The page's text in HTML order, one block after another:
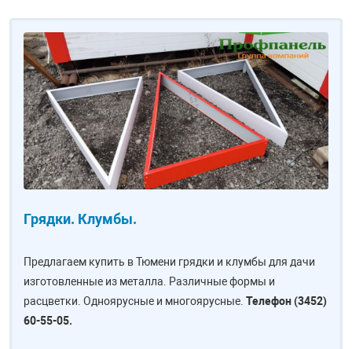
Грядки. Клумбы.
Предлагаем купить в Тюмени грядки и клумбы для дачи
изготовленные из металла. Различные формы и
расцветки. Одноярусные и многоярусные. Телефон (3452)
60-55-05.